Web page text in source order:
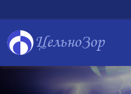
ЦельноЗор